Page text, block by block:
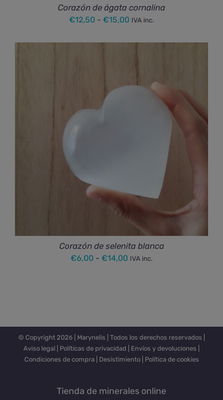
Corazón de ágata cornalina
€12,50 - €15,00 Rango
hasta
IVA inc.
Corazón de selenita blanca
€6,00 - €14,00 Rango
hasta
€14,00
IVA inc.
© Copyright 2026 | Marynelis | Todos los derechos reservados |
Aviso legal
Políticas de privacidad Envíos y devoluciones
Condiciones de compra| Desistimiento| Política de cookies
Tienda de minerales online